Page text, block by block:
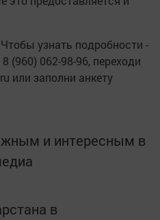
узнать подробности -
(960) 062-98-96, переходи
или заполни анкету
и интересным в
в